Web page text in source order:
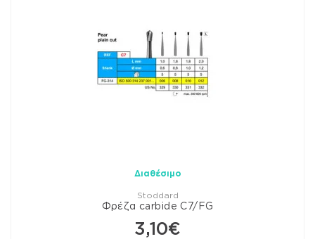
Διαθέσιμο
Stoddard
Φρέζα carbide C7/FG
3,10€